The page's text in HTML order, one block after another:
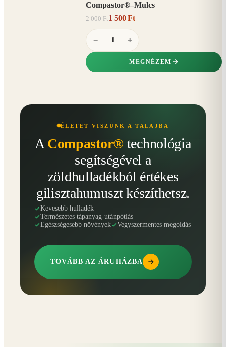
Compastor®–Mulcs
2 000 Ft1 500 Ft
− +
MEGNÉZEM
ÉLETET VISZÜNK A TALAJBA
A Compastor® technológia
segítségével a
zöldhulladékból értékes
gilisztahumuszt készíthetsz.
Kevesebb hulladék
Természetes tápanyag-utánpótlás
Egészségesebb növények
Vegyszermentes megoldás
TOVÁBB AZ ÁRUHÁZBA